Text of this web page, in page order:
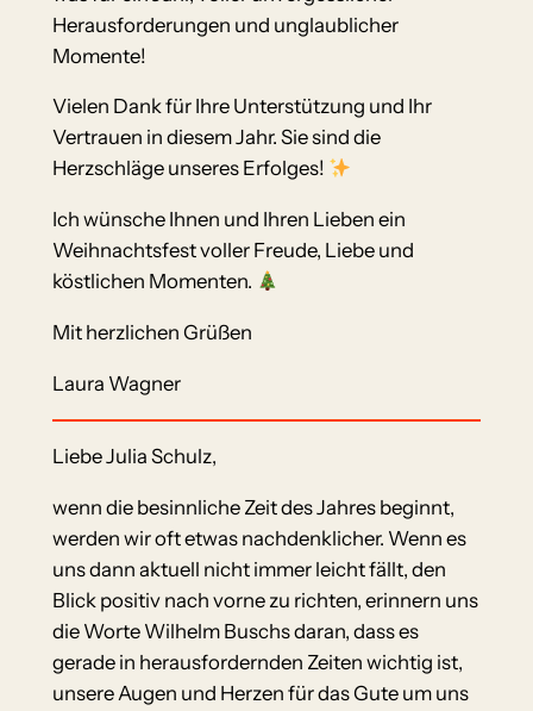
Herausforderungen und unglaublicher
Momente!
Vielen Dank für Ihre Unterstützung und Ihr
Vertrauen in diesem Jahr. Sie sind die
Herzschläge unseres Erfolges!
Ich wünsche Ihnen und Ihren Lieben ein
Weihnachtsfest voller Freude, Liebe und
köstlichen Momenten.
Mit herzlichen Grüßen
Laura Wagner
Liebe Julia Schulz,
wenn die besinnliche Zeit des Jahres beginnt,
werden wir oft etwas nachdenklicher. Wenn es
uns dann aktuell nicht immer leicht fällt, den
Blick positiv nach vorne zu richten, erinnern uns
die Worte Wilhelm Buschs daran, dass es
gerade in herausfordernden Zeiten wichtig ist,
unsere Augen und Herzen für das Gute um uns